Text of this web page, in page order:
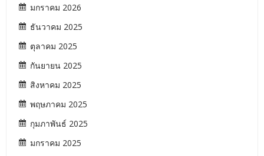
มกราคม 2026
ธันวาคม 2025
ตุลาคม 2025
กันยายน 2025
สิงหาคม 2025
พฤษภาคม 2025
กุมภาพันธ์ 2025
มกราคม 2025